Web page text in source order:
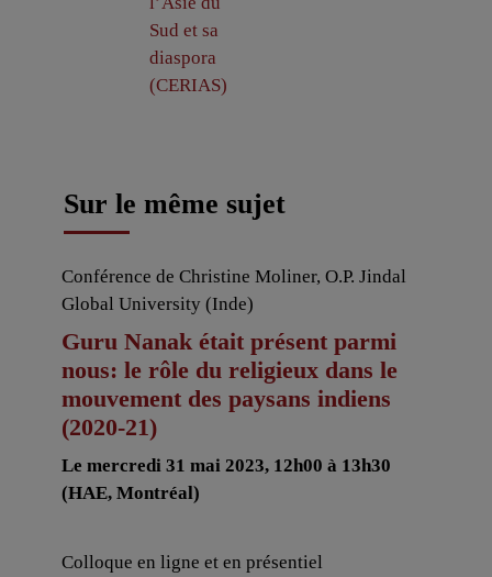
Sud et sa
diaspora
(CERIAS)
Sur le même sujet
Conférence de Christine Moliner, O.P. Jindal
Global University (Inde)
Guru Nanak était présent parmi
nous: le rôle du religieux dans le
mouvement des paysans indiens
(2020-21)
Le mercredi 31 mai 2023, 12h00 à 13h30
(HAE, Montréal)
Colloque en ligne et en présentiel